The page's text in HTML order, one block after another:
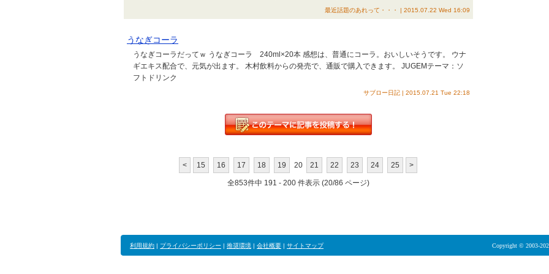
最近話題のあれって・・・ | 2015.07.22 Wed 16:09
うなぎコーラ
うなぎコーラだってｗ うなぎコーラ 240ml×20本 感想は、普通にコーラ。おいしいそうです。 ウナ
ギエキス配合で、元気が出ます。 木村飲料からの発売で、通販で購入できます。 JUGEMテーマ：ソ
フトドリンク
サブロー日記 | 2015.07.21 Tue 22:18
< 15 16 17 18 19 20 21 22 23 24 25 >
全853件中 191 - 200 件表示 (20/86 ページ)
利用規約 | プライバシーポリシー | 推奨環境 | 会社概要 | サイトマップ Copyright © 2003-